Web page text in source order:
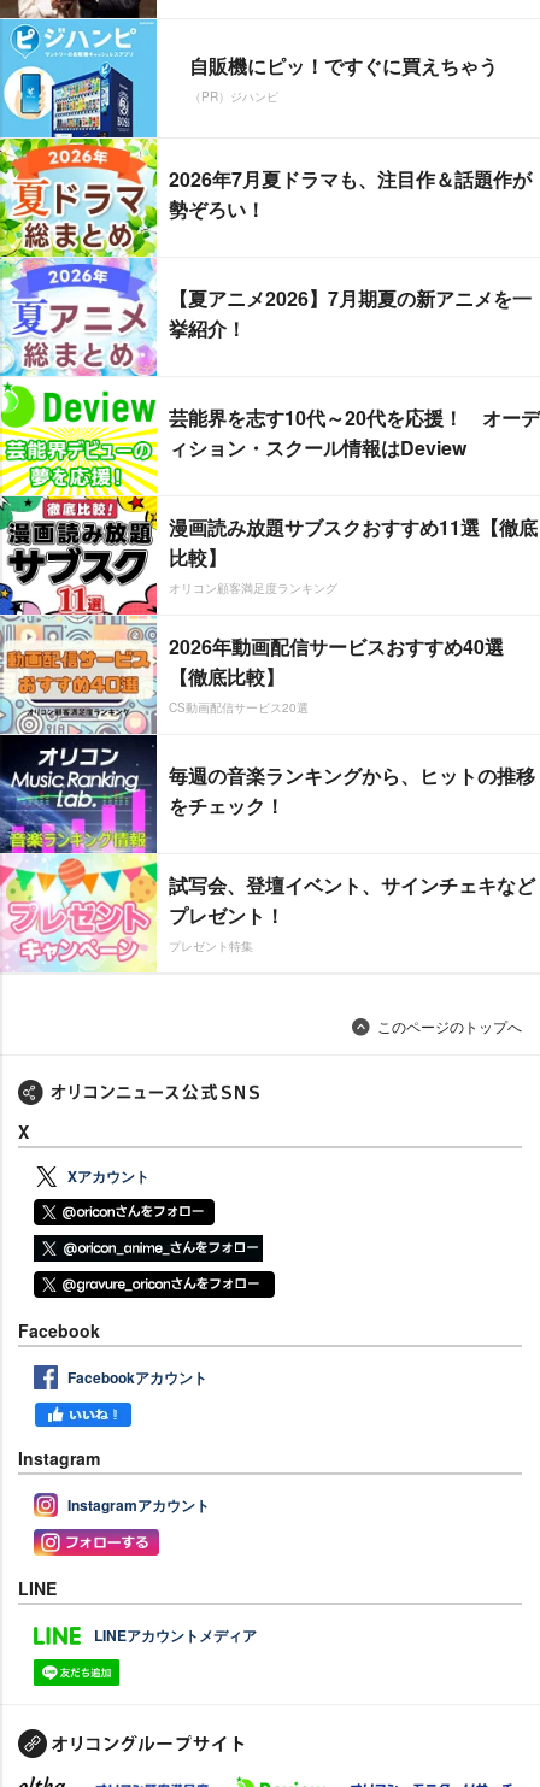
自販機にピッ！ですぐに買えちゃう
（PR）ジハンピ
2026年7月夏ドラマも、注目作＆話題作が
勢ぞろい！
【夏アニメ2026】7月期夏の新アニメを一
挙紹介！
芸能界を志す10代～20代を応援！ オーデ
ィション・スクール情報はDeview
漫画読み放題サブスクおすすめ11選【徹底
比較】
オリコン顧客満足度ランキング
2026年動画配信サービスおすすめ40選
【徹底比較】
CS動画配信サービス20選
毎週の音楽ランキングから、ヒットの推移
をチェック！
試写会、登壇イベント、サインチェキなど
プレゼント！
プレゼント特集
このページのトップへ
X
Xアカウント
Facebook
Facebookアカウント
Instagram
Instagramアカウント
LINE
LINEアカウントメディア